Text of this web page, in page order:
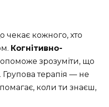
чекає кожного, хто
Когнітивно-
зрозуміти, що
Групова терапія — не
коли ти знаєш,